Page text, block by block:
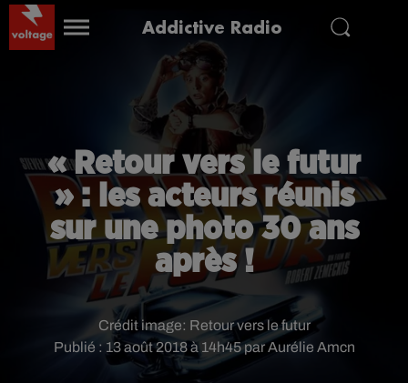
Addictive Radio
« Retour vers le futur
» : les acteurs réunis
sur une photo 30 ans
après !
Publié : 13 août 2018 à 14h45 par Aurélie Amcn
Crédit image: Retour vers le futur